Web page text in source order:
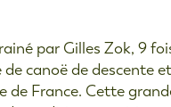
par Gilles Zok, 9
canoë de descente
de France. Cette